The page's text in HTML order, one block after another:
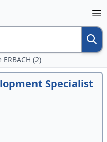
(2)
Specialist